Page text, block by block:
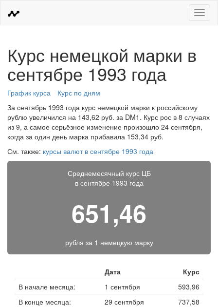
Меню
Курс немецкой марки в
сентябре 1993 года
График курса
Курс по дням
За сентябрь 1993 года курс немецкой марки к российскому
рублю увеличился на 143,62 руб. за DM1. Курс рос в 8 случаях
из 9, а самое серьёзное изменение произошло 24 сентября,
когда за один день марка прибавила 153,34 руб.
См. также: курсы валют в сентябре 1993 года
Среднемесячный курс ЦБ
в сентябре 1993 года
651,46
рубля за 1 немецкую марку
Дата
Курс
В начале месяца:
1 сентября
593,96
В конце месяца:
29 сентября
737,58